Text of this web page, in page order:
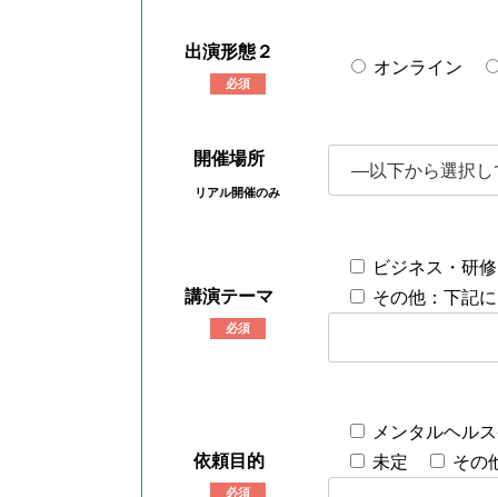
出演形態２
必須
オンライン
開催場所
リアル開催のみ
講演テーマ
必須
ビジネス・研修
その他：下記
依頼目的
必須
メンタルヘル
未定
その